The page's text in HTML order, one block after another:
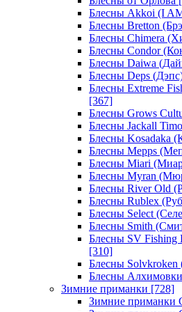
Блесны Akkoi (I
Блесны Bretton
Блесны Chimera
Блесны Condor
Блесны Daiwa
Блесны Deps
Блесны Extreme
[367]
Блесны Grows
Блесны Jackall
Блесны Kosadaka
Блесны Mepps
Блесны Miari
Блесны Myran
Блесны River Old
Блесны Rublex
Блесны Select
Блесны Smith
Блесны SV
[310]
Блесны Solvkroken
Блесны Алхимовки
Зимние приманки [728]
Зимние приманки